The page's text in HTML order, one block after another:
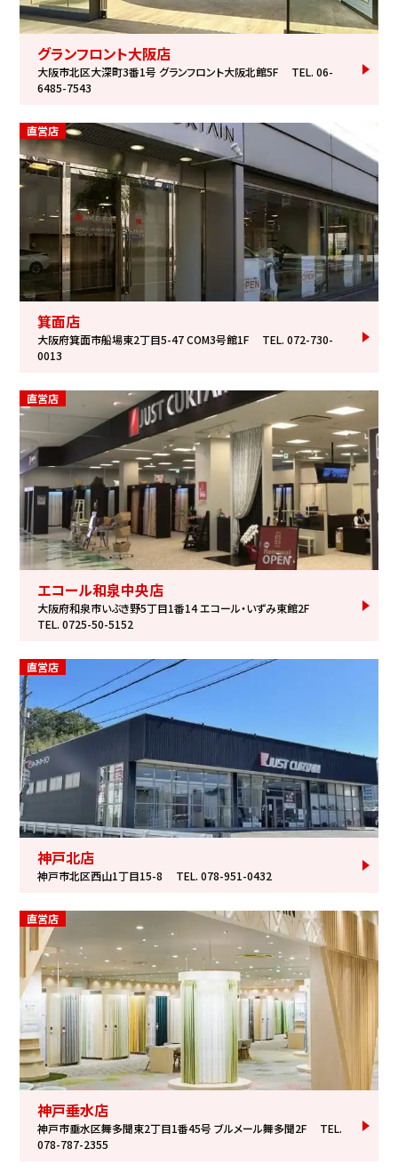
グランフロント大阪店
大阪市北区大深町3番1号 グランフロント大阪北館5F
TEL. 06-
6485-7543
直営店
箕面店
大阪府箕面市船場東2丁目5-47 COM3号館1F
TEL. 072-730-
0013
直営店
エコール和泉中央店
大阪府和泉市いぶき野5丁目1番14 エコール・いずみ東館2F
TEL. 0725-50-5152
直営店
神戸北店
神戸市北区西山1丁目15-8 TEL. 078-951-0432
直営店
神戸垂水店
神戸市垂水区舞多聞東2丁目1番45号 ブルメール舞多聞2F
TEL.
078-787-2355